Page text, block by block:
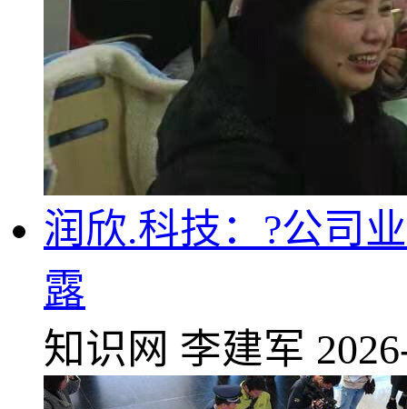
润欣.科技：?公司
露
知识网 李建军